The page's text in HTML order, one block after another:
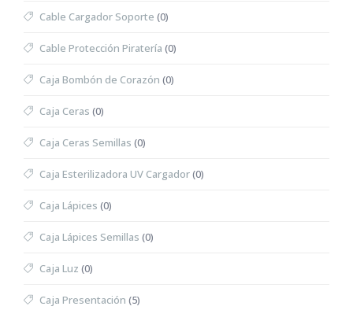
Cable Cargador Soporte (0)
Cable Protección Piratería (0)
Caja Bombón de Corazón (0)
Caja Ceras (0)
Caja Ceras Semillas (0)
Caja Esterilizadora UV Cargador(0)
Caja Lápices (0)
Caja Lápices Semillas (0)
Caja Luz (0)
Caja Presentación (5)